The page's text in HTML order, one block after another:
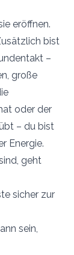
eröffnen.
bist
–
große
oder der
– du bist
Energie.
geht
sicher zur
sein,